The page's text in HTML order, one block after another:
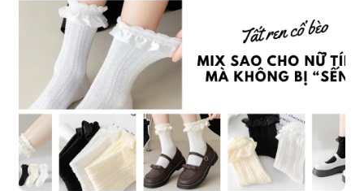
rõ rệt. Dưới đâ